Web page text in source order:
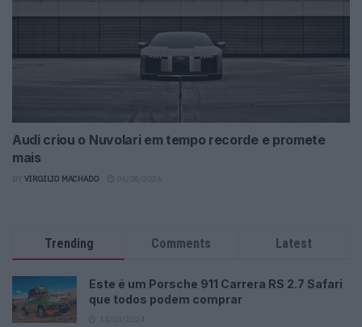
Audi criou o Nuvolari em tempo recorde e promete
mais
VIRGILIO MACHADO
Trending Comments Latest
Este é um Porsche 911 Carrera RS 2.7 Safari
que todos podem comprar